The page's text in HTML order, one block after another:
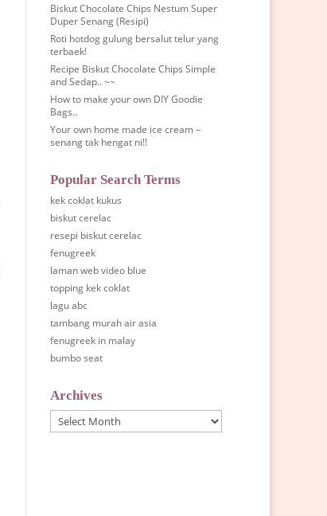
Biskut Chocolate Chips Nestum Super
Duper Senang (Resipi)
Roti hotdog gulung bersalut telur yang
terbaek!
Recipe Biskut Chocolate Chips Simple
and Sedap.. ~~
How to make your own DIY Goodie
Bags..
Your own home made ice cream –
senang tak hengat ni!!
Popular Search Terms
kek coklat kukus
biskut cerelac
resepi biskut cerelac
fenugreek
laman web video blue
topping kek coklat
lagu abc
tambang murah air asia
fenugreek in malay
bumbo seat
Archives
Archives